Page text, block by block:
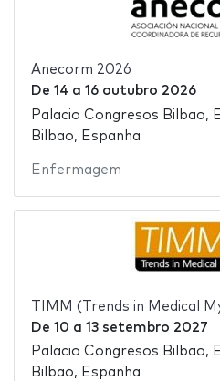
Anecorm 2026
De 14 a 16 outubro 2026
Palacio Congresos Bilbao,
Bilbao, Espanha
Enfermagem
TIMM (Trends in Medical
De 10 a 13 setembro 2027
Palacio Congresos Bilbao,
Bilbao, Espanha